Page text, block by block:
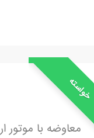
خواسته
معاوضه با موتور